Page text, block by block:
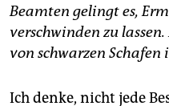
Beamten gelingt es,
verschwinden zu
von schwarzen
Ich denke, nicht jede